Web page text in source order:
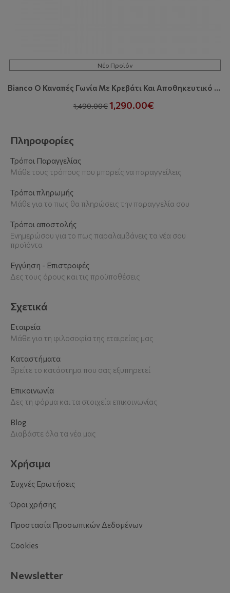
Νέο Προϊόν
Bianco O Καναπές Γωνία Με Κρεβάτι Και Αποθηκευτικό Χώρο
1,490.00€1,290.00€
Πληροφορίες
Τρόποι Παραγγελίας
Μάθε τους τρόπους που μπορείς να παραγγείλεις
Τρόποι πληρωμής
Μάθε για το πως θα πληρώσεις την παραγγελία σου
Τρόποι αποστολής
Ενημερώσου για το πως παραλαμβάνεις τα νέα σου
προϊόντα
Εγγύηση - Επιστροφές
Δες τους όρους και τις προϋποθέσεις
Σχετικά
Εταιρεία
Μάθε για τη φιλοσοφία της εταιρείας μας
Καταστήματα
Βρείτε το κατάστημα που σας εξυπηρετεί
Επικοινωνία
Δες τη φόρμα και τα στοιχεία επικοινωνίας
Blog
Διαβάστε όλα τα νέα μας
Χρήσιμα
Συχνές Ερωτήσεις
Όροι χρήσης
Προστασία Προσωπικών Δεδομένων
Cookies
Newsletter